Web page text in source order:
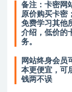
备注：卡密网
原价购买卡密
免费学习其他
介绍，低价的
务。
网站终身会员
本更便宜，可
钱两不误